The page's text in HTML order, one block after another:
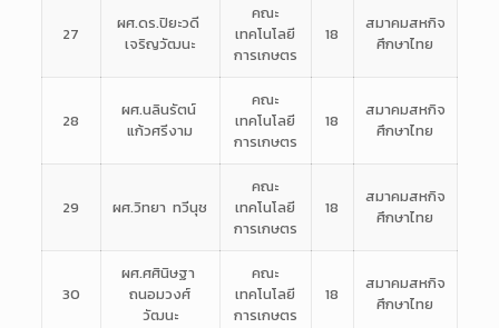
27
ผศ.ดร.ปิยะวดี
เจริญวัฒนะ
คณะ
เทคโนโลยี
การเกษตร
18
สมาคมสหกิจ
ศึกษาไทย
28
ผศ.นลินรัตน์
แก้วศรีงาม
คณะ
เทคโนโลยี
การเกษตร
18
สมาคมสหกิจ
ศึกษาไทย
29 ผศ.วิทยา ทวีนุช
คณะ
เทคโนโลยี
การเกษตร
18
สมาคมสหกิจ
ศึกษาไทย
30
ผศ.ศศินิษฐา
ถนอมวงศ์
วัฒนะ
คณะ
เทคโนโลยี
การเกษตร
18
สมาคมสหกิจ
ศึกษาไทย